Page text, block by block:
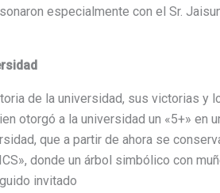
especialmente con el Sr.
de la universidad, sus victorias y
otorgó a la universidad un «5+» en
que a partir de ahora se
donde un árbol simbólico con
invitado